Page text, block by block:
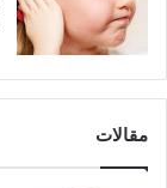
مقالات